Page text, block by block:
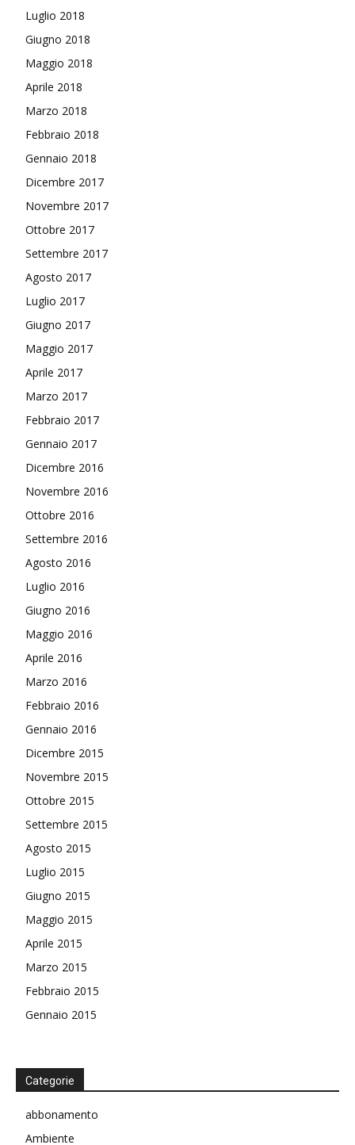
Luglio 2018
Giugno 2018
Maggio 2018
Aprile 2018
Marzo 2018
Febbraio 2018
Gennaio 2018
Dicembre 2017
Novembre 2017
Ottobre 2017
Settembre 2017
Agosto 2017
Luglio 2017
Giugno 2017
Maggio 2017
Aprile 2017
Marzo 2017
Febbraio 2017
Gennaio 2017
Dicembre 2016
Novembre 2016
Ottobre 2016
Settembre 2016
Agosto 2016
Luglio 2016
Giugno 2016
Maggio 2016
Aprile 2016
Marzo 2016
Febbraio 2016
Gennaio 2016
Dicembre 2015
Novembre 2015
Ottobre 2015
Settembre 2015
Agosto 2015
Luglio 2015
Giugno 2015
Maggio 2015
Aprile 2015
Marzo 2015
Febbraio 2015
Gennaio 2015
Categorie
abbonamento
Ambiente